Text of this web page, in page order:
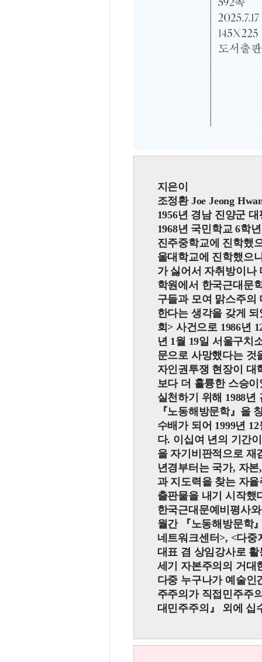
지은이
조정환 Joe Jeong
1956년 경남 진양군
1968년 국민학교 6학
진주중학교에 진학했
울대학교에 진학했으
가 싫어서 자취방이나
학원에서 한국근대문
구들과 모여 맑스주의
한다는 생각을 갖게
회 > 사건으로 1986년
년 1월 19일 서울구치
문으로 사망했다는 것
자인권투쟁 현장이 대
보다 더 훌륭한 스승
실천하기 위해 1988
『노동해방문학』 을
수배가 되어 1999년
다. 이십여 년의 기간
을 자기비판적으로 재
년경부터는 국가, 자
과 지도력을 찾는 자
출판물을 내기 시작했
한국근대문예비평사
월간
『노동해방문학
네트워크센터 >, <다중
대표 겸 상임강사로
세기 자본주의의 거대
다중 누구나가 예술
주주의가 직접민주주
대민주주의 』 외에 십